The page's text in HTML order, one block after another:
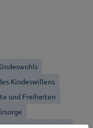
Kindeswillens
und Freiheiten